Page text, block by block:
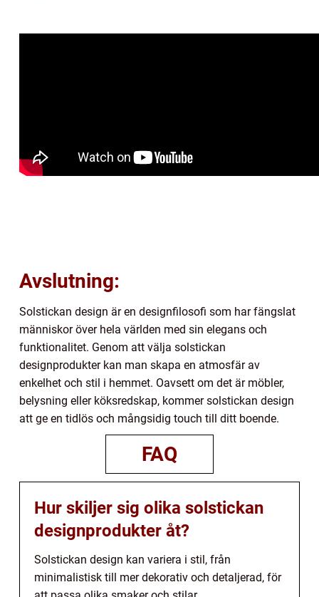
Avslutning:
Solstickan design är en designfilosofi som har fängslat
människor över hela världen med sin elegans och
funktionalitet. Genom att välja solstickan
designprodukter kan man skapa en atmosfär av
enkelhet och stil i hemmet. Oavsett om det är möbler,
belysning eller köksredskap, kommer solstickan design
att ge en tidlös och mångsidig touch till ditt boende.
FAQ
Hur skiljer sig olika solstickan
designprodukter åt?
Solstickan design kan variera i stil, från
minimalistisk till mer dekorativ och detaljerad, för